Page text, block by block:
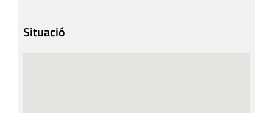
Situació